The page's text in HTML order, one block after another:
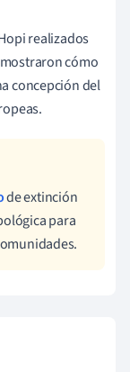
realizados
cómo
concepción del
de extinción
para